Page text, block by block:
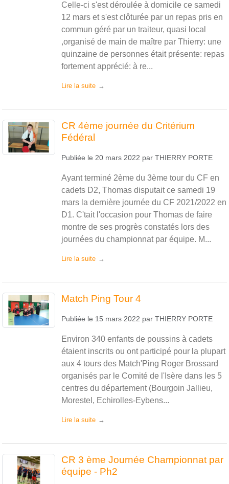
Celle-ci s'est déroulée à domicile ce samedi
12 mars et s'est clôturée par un repas pris en
commun géré par un traiteur, quasi local
,organisé de main de maître par Thierry: une
quinzaine de personnes était présente: repas
fortement apprécié: à re...
Lire la suite
CR 4ème journée du Critérium
Fédéral
Publiée le 20 mars 2022 par THIERRY PORTE
Ayant terminé 2ème du 3ème tour du CF en
cadets D2, Thomas disputait ce samedi 19
mars la dernière journée du CF 2021/2022 en
D1. C'tait l'occasion pour Thomas de faire
montre de ses progrès constatés lors des
journées du championnat par équipe. M...
Lire la suite
Match Ping Tour 4
Publiée le 15 mars 2022 par THIERRY PORTE
Environ 340 enfants de poussins à cadets
étaient inscrits ou ont participé pour la plupart
aux 4 tours des Match'Ping Roger Brossard
organisés par le Comité de l'Isère dans les 5
centres du département (Bourgoin Jallieu,
Morestel, Echirolles-Eybens...
Lire la suite
CR 3 ème Journée Championnat par
équipe - Ph2